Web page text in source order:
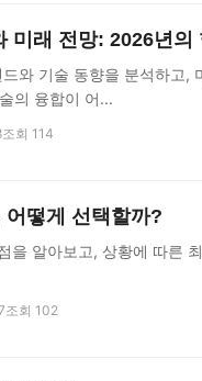
미래 전망: 2026년의
와 기술 동향을 분석하고,
의 융합이 어...
조회 114
떻게 선택할까?
을 알아보고, 상황에 따른
조회 102